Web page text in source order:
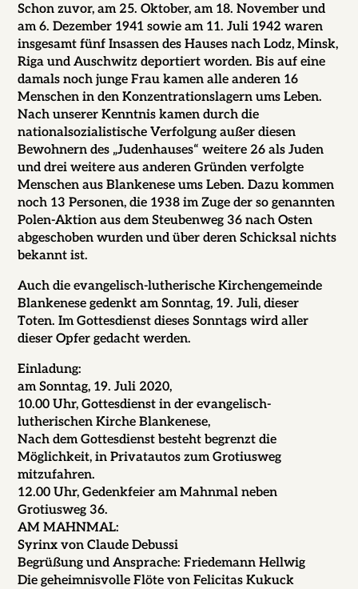
Schon zuvor, am 25. Oktober, am 18. November und
am 6. Dezember 1941 sowie am 11. Juli 1942 waren
insgesamt fünf Insassen des Hauses nach Lodz, Minsk,
Riga und Auschwitz deportiert worden. Bis auf eine
damals noch junge Frau kamen alle anderen 16
Menschen in den Konzentrationslagern ums Leben.
Nach unserer Kenntnis kamen durch die
nationalsozialistische Verfolgung außer diesen
Bewohnern des „Judenhauses“ weitere 26 als Juden
und drei weitere aus anderen Gründen verfolgte
Menschen aus Blankenese ums Leben. Dazu kommen
noch 13 Personen, die 1938 im Zuge der so genannten
Polen-Aktion aus dem Steubenweg 36 nach Osten
abgeschoben wurden und über deren Schicksal nichts
bekannt ist.
Auch die evangelisch-lutherische Kirchengemeinde
Blankenese gedenkt am Sonntag, 19. Juli, dieser
Toten. Im Gottesdienst dieses Sonntags wird aller
dieser Opfer gedacht werden.
Einladung:
amSonntag, 19. Juli 2020,
10.00 Uhr, Gottesdienst in der evangelisch-
lutherischen Kirche Blankenese,
Nach dem Gottesdienst besteht begrenzt die
Möglichkeit, in Privatautos zum Grotiusweg
mitzufahren.
12.00 Uhr, Gedenkfeier am Mahnmal neben
Grotiusweg 36.
AM MAHNMAL:
Syrinx von Claude Debussi
Begrüßung und Ansprache: Friedemann Hellwig
Die geheimnisvolle Flöte von Felicitas Kukuck